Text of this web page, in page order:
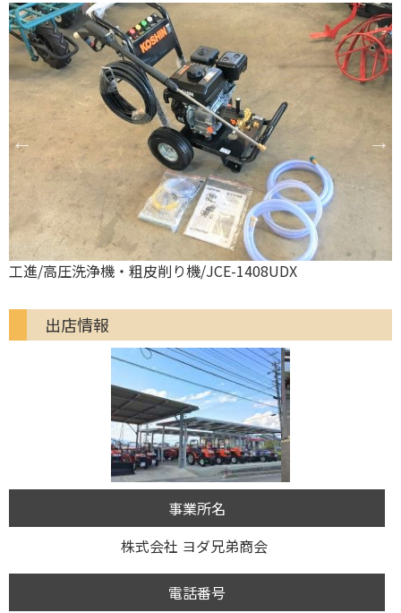
工進/高圧洗浄機・粗皮削り機/JCE-1408UDX
出店情報
事業所名
株式会社 ヨダ兄弟商会
電話番号